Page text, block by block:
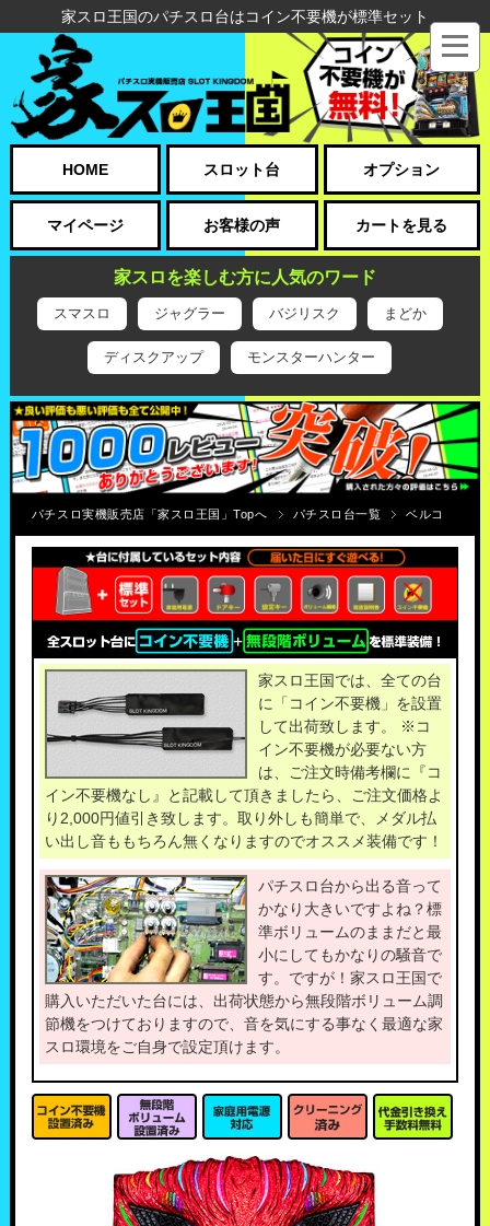
家スロ王国のパチスロ台はコイン不要機が標準セット
HOME スロット台 オプション
マイページ お客様の声 カートを見る
家スロを楽しむ方に人気のワード
スマスロ ジャグラー バジリスク まどか
ディスクアップ モンスターハンター
パチスロ実機販売店「家スロ王国」Topへ パチスロ台一覧 ベルコ
家スロ王国では、全ての台
に「コイン不要機」を設置
して出荷致します。 ※コ
イン不要機が必要ない方
は、ご注文時備考欄に『コ
イン不要機なし』と記載して頂きましたら、ご注文価格よ
り2,000円値引き致します。取り外しも簡単で、メダル払
い出し音ももちろん無くなりますのでオススメ装備です！
パチスロ台から出る音って
かなり大きいですよね？標
準ボリュームのままだと最
小にしてもかなりの騒音で
す。ですが！家スロ王国で
購入いただいた台には、出荷状態から無段階ボリューム調
節機をつけておりますので、音を気にする事なく最適な家
スロ環境をご自身で設定頂けます。